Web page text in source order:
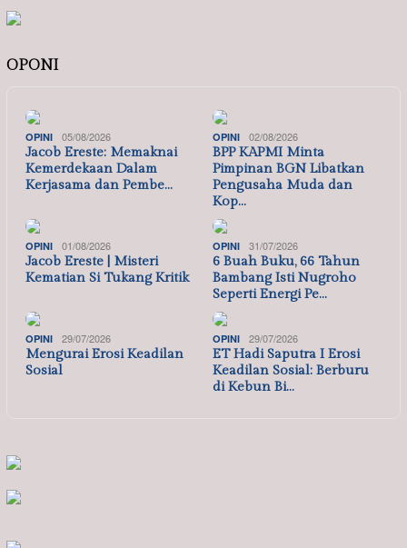
OPONI
OPINI 05/08/2026
Jacob Ereste: Memaknai
Kemerdekaan Dalam
Kerjasama dan Pembe…
OPINI 02/08/2026
BPP KAPMI Minta
Pimpinan BGN Libatkan
Pengusaha Muda dan
Kop…
OPINI 01/08/2026
Jacob Ereste | Misteri
Kematian Si Tukang Kritik
OPINI 31/07/2026
6 Buah Buku, 66 Tahun
Bambang Isti Nugroho
Seperti Energi Pe…
OPINI 29/07/2026
Mengurai Erosi Keadilan
Sosial
OPINI 29/07/2026
ET Hadi Saputra I Erosi
Keadilan Sosial: Berburu
di Kebun Bi…